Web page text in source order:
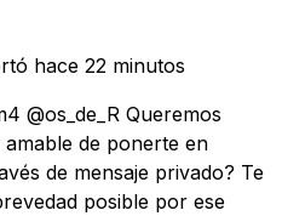
hace 22 minutos
@os_de_R Queremos
de ponerte en
de mensaje privado? Te
posible por ese